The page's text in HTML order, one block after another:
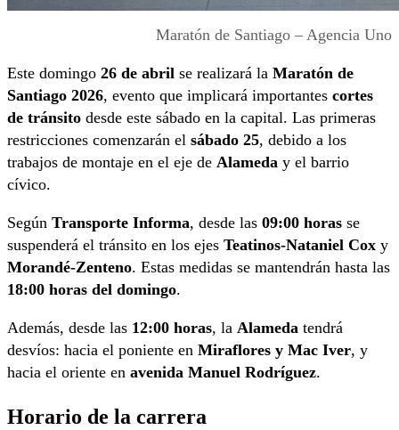
Maratón de Santiago – Agencia Uno
Este domingo 26 de abril se realizará la Maratón de
Santiago 2026, evento que implicará importantes cortes
de tránsito desde este sábado en la capital. Las primeras
restricciones comenzarán el sábado 25, debido a los
trabajos de montaje en el eje de Alameda y el barrio
cívico.
Según Transporte Informa, desde las 09:00 horas se
suspenderá el tránsito en los ejes Teatinos-Nataniel Cox y
Morandé-Zenteno. Estas medidas se mantendrán hasta las
18:00 horas del domingo.
Además, desde las 12:00 horas, la Alameda tendrá
desvíos: hacia el poniente en Miraflores y Mac Iver, y
hacia el oriente en avenida Manuel Rodríguez.
Horario de la carrera